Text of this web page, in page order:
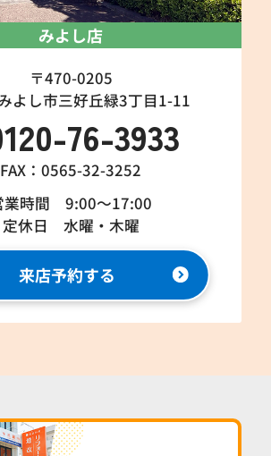
みよし店
〒470-0205
よし市三好丘緑3丁目1-11
76-3933
FAX：0565-32-3252
業時間 9:00～17:00
定休日 水曜・木曜
来店予約する